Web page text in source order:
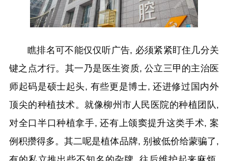
瞧排名可不能仅仅听广告, 必须紧紧盯住几分关
键之点才行。其一乃是医生资质, 公立三甲的主治医
师起码是硕士起头, 有些更是博士, 还进修过国内外
顶尖的种植技术。就像柳州市人民医院的种植团队,
对全口半口种植拿手, 还有上颌窦提升这类手术, 案
例积攒得多。其二呢是植体品牌, 别被低价给蒙骗了,